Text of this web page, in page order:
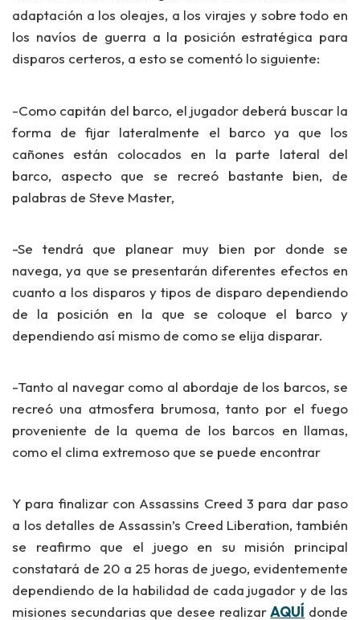
adaptación a los oleajes, a los virajes y sobre todo en
los navíos de guerra a la posición estratégica para
disparos certeros, a esto se comentó lo siguiente:
-Como capitán del barco, el jugador deberá buscar la
forma defijar lateralmente el barcoya que los
cañones están colocados en la parte lateral del
barco, aspecto que se recreó bastante bien, de
palabras de Steve Master,
-Se tendrá que planear muy bien por donde se
navega, ya que se presentarán diferentes efectos en
cuanto a los disparos y tipos de disparo dependiendo
de la posición en la que se coloque el barco y
dependiendo así mismo de como se elija disparar.
-Tanto al navegar como al abordaje de los barcos, se
recreó una atmosfera brumosa, tanto por el fuego
proveniente de la quema de los barcos en llamas,
como el clima extremoso que se puede encontrar
Y para finalizar con Assassins Creed 3 para dar paso
a los detalles de Assassin’s Creed Liberation, también
se reafirmo que el juego en su misión principal
constatará de 20 a 25 horas de juego, evidentemente
dependiendo de la habilidad de cada jugador y de las
misiones secundarias que desee realizarAQUÍ donde